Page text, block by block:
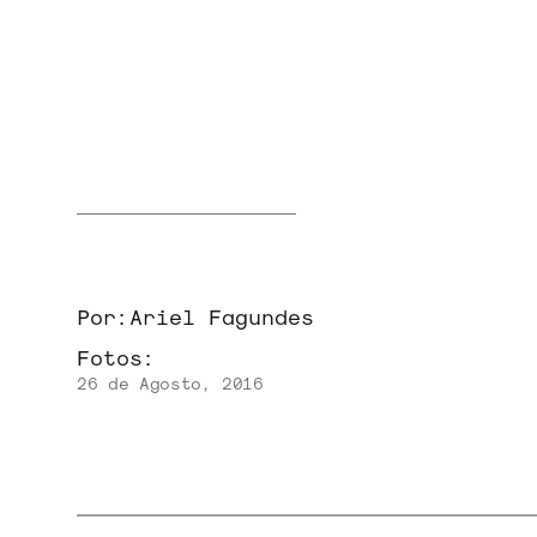
Por: Ariel Fagundes
Fotos:
26 de Agosto, 2016